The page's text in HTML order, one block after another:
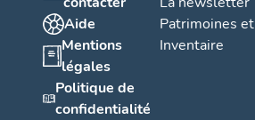
Aide
Mentions
légales
Politique de
confidentialité
Patrimoines et
Inventaire